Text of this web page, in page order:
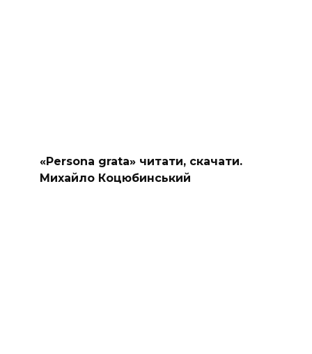
«Persona grata» читати, скачати.
Михайло Коцюбинський